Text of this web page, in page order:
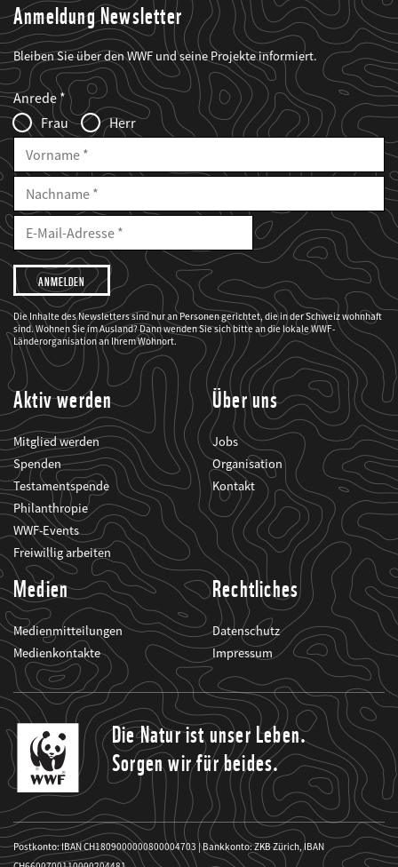
Anmeldung Newsletter
Bleiben Sie über den WWF und seine Projekte informiert.
Web2Case
Infofelder
Fieldset
anrede_name
Anrede
Frau
Herr
Vorname
Nachname
E-
Mailadresse
E-
Adresse
Ich
möchte,
dass
der
WWF
mich
über
seine
Projekte
informiert.
Die Inhalte des Newsletters sind nur an Personen gerichtet, die in der Schweiz wohnhaft
sind. Wohnen Sie im Ausland? Dann wenden Sie sich bitte an die lokale WWF-
Länderorganisation an Ihrem Wohnort.
Aktiv werden
Mitglied werden
Spenden
Testamentspende
Philanthropie
WWF-Events
Freiwillig arbeiten
Über uns
Jobs
Organisation
Kontakt
Medien
Medienmitteilungen
Medienkontakte
Rechtliches
Datenschutz
Impressum
Die Natur ist unser Leben.
Sorgen wir für beides.
Postkonto: IBAN CH1809000000800004703 | Bankkonto: ZKB Zürich, IBAN